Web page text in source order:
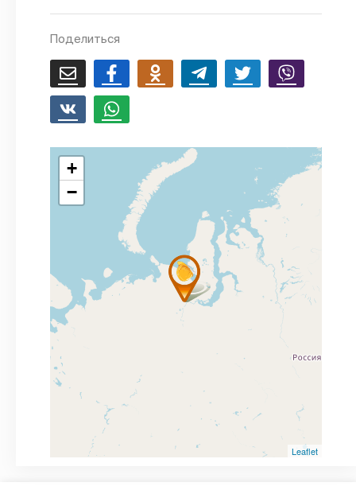
Поделиться
+
−
Leaflet